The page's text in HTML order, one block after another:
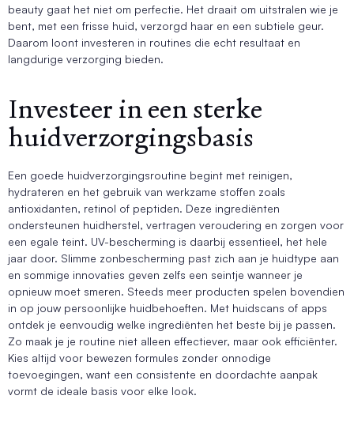
beauty gaat het niet om perfectie. Het draait om uitstralen wie je
bent, met een frisse huid, verzorgd haar en een subtiele geur.
Daarom loont investeren in routines die echt resultaat en
langdurige verzorging bieden.
Investeer in een sterke
huidverzorgingsbasis
Een goede huidverzorgingsroutine begint met reinigen,
hydrateren en het gebruik van werkzame stoffen zoals
antioxidanten, retinol of peptiden. Deze ingrediënten
ondersteunen huidherstel, vertragen veroudering en zorgen voor
een egale teint. UV-bescherming is daarbij essentieel, het hele
jaar door. Slimme zonbescherming past zich aan je huidtype aan
en sommige innovaties geven zelfs een seintje wanneer je
opnieuw moet smeren. Steeds meer producten spelen bovendien
in op jouw persoonlijke huidbehoeften. Met huidscans of apps
ontdek je eenvoudig welke ingrediënten het beste bij je passen.
Zo maak je je routine niet alleen effectiever, maar ook efficiënter.
Kies altijd voor bewezen formules zonder onnodige
toevoegingen, want een consistente en doordachte aanpak
vormt de ideale basis voor elke look.